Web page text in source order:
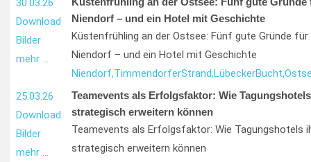
30.03.26
Download
Bilder
mehr …
Niendorf – und ein Hotel mit Geschichte
Küstenfrühling an der Ostsee: Fünf gute Gründe
Niendorf – und ein Hotel mit Geschichte
Niendorf,TimmendorferStrand,LübeckerBucht,
25.03.26
Download
Bilder
mehr …
Teamevents als Erfolgsfaktor: Wie
strategisch erweitern können
Teamevents als Erfolgsfaktor: Wie Tagungshotels
strategisch erweitern können